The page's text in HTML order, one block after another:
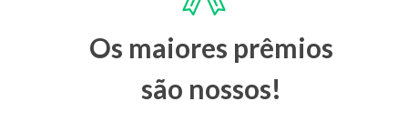
Os maiores prêmios
são nossos!